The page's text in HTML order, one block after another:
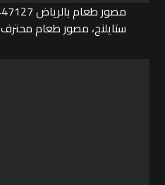
ستايلنج، مصور طعام محترف